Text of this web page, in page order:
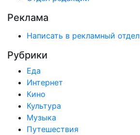
Реклама
Написать в рекламный отдел
Рубрики
Еда
Интернет
Кино
Культура
Музыка
Путешествия